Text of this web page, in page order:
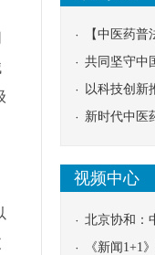
【中医药
应告知煎服
共同坚守中
以科技创新
新时代中医
视频中心
北京协和：
协同
《新闻1+1